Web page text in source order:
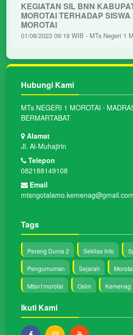
KEGIATAN SIL BNN
MOROTAI TERHADAP SISWA
MOROTAI
01/08/2023 09:19 WIB - MTs Negeri 1
Hubungi Kami
MTs NEGERI 1 MOROTAI ⋅
BERMARTABAT
Alamat
Jl. Al-Muhajirin
Telepon
082188149108
Email
mtsngotalamo.kemenag@gmail.com
Tags
Perang Dunia 2 Sekilas Info
Pengumuman Sejarah Morotai
Mtsn1morotai Osim Kemenag
Ikuti Kami